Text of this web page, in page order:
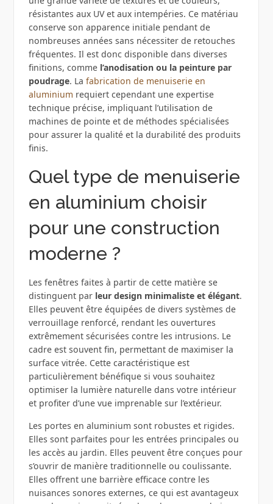
résistantes aux UV et aux intempéries. Ce matériau
conserve son apparence initiale pendant de
nombreuses années sans nécessiter de retouches
fréquentes. Il est donc disponible dans diverses
finitions, comme l’anodisation ou la peinture par
poudrage. La fabrication de menuiserie en
aluminium requiert cependant une expertise
technique précise, impliquant l’utilisation de
machines de pointe et de méthodes spécialisées
pour assurer la qualité et la durabilité des produits
finis.
Quel type de menuiserie
en aluminium choisir
pour une construction
moderne ?
Les fenêtres faites à partir de cette matière se
distinguent par leur design minimaliste et élégant.
Elles peuvent être équipées de divers systèmes de
verrouillage renforcé, rendant les ouvertures
extrêmement sécurisées contre les intrusions. Le
cadre est souvent fin, permettant de maximiser la
surface vitrée. Cette caractéristique est
particulièrement bénéfique si vous souhaitez
optimiser la lumière naturelle dans votre intérieur
et profiter d’une vue imprenable sur l’extérieur.
Les portes en aluminium sont robustes et rigides.
Elles sont parfaites pour les entrées principales ou
les accès au jardin. Elles peuvent être conçues pour
s’ouvrir de manière traditionnelle ou coulissante.
Elles offrent une barrière efficace contre les
nuisances sonores externes, ce qui est avantageux